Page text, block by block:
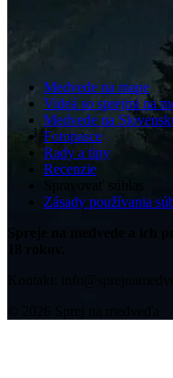
Medvede na mape
Videá so sprejmi na
Medvede na
Fotopasce
Rady a tipy
Recenzie
Zásady používania